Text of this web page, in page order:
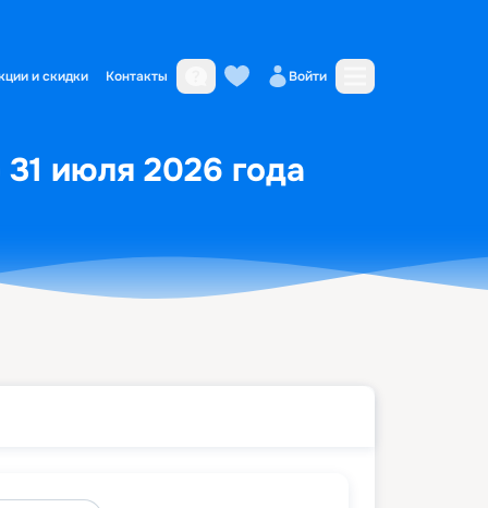
и скидки Контакты Войти
июля 2026 года